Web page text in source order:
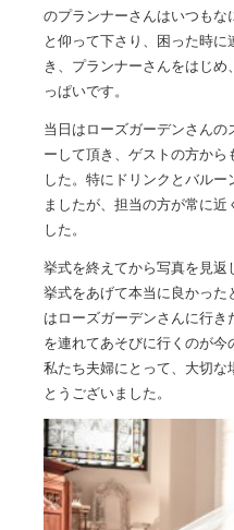
のプランナーさんはいつも
と仰って下さり、困った時
き、プランナーさんをはじ
っぱいです。
当日はローズガーデンさんの
ーして頂き、ゲストの方から
した。特にドリンクとバル
ましたが、担当の方が常に近
した。
挙式を終えてから写真を見
挙式をあげて本当に良かった
はローズガーデンさんに行
を連れてあそびに行くのが
私たち夫婦にとって、大切
とうございました。